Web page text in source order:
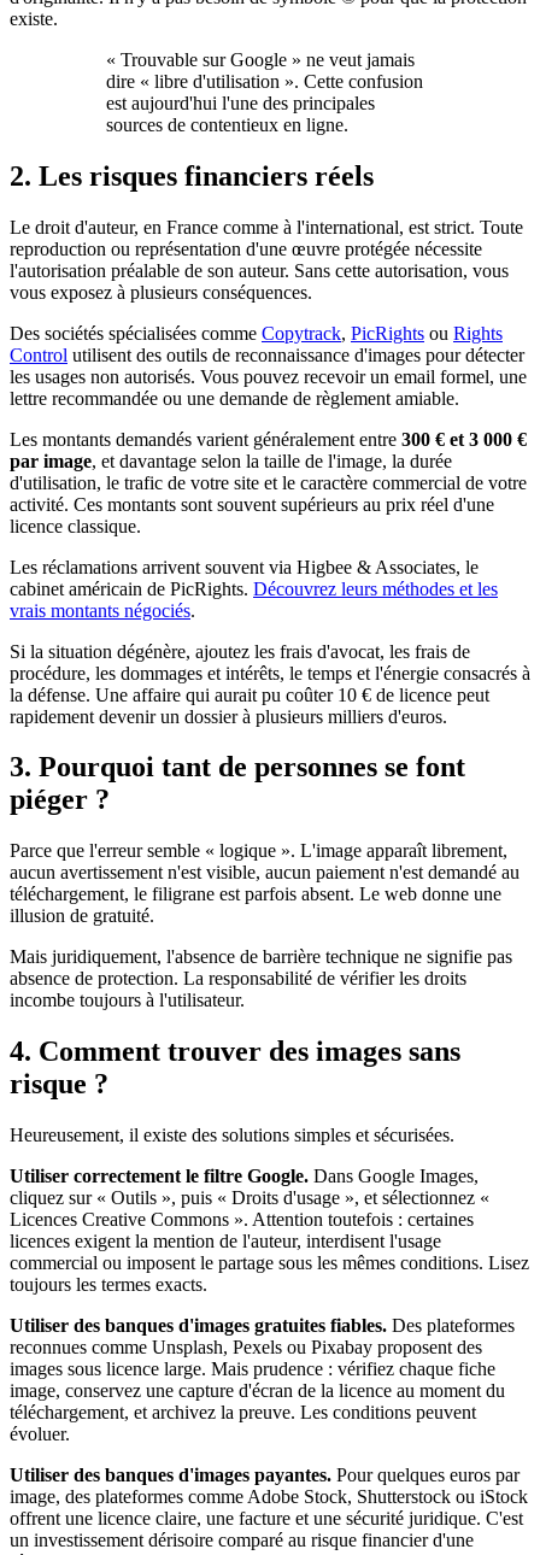
existe.
« Trouvable sur Google » ne veut jamais
dire « libre d'utilisation ». Cette confusion
est aujourd'hui l'une des principales
sources de contentieux en ligne.
2. Les risques financiers réels
Le droit d'auteur, en France comme à l'international, est strict. Toute
reproduction ou représentation d'une œuvre protégée nécessite
l'autorisation préalable de son auteur. Sans cette autorisation, vous
vous exposez à plusieurs conséquences.
Des sociétés spécialisées comme Copytrack, PicRights ou Rights
Control utilisent des outils de reconnaissance d'images pour détecter
les usages non autorisés. Vous pouvez recevoir un email formel, une
lettre recommandée ou une demande de règlement amiable.
Les montants demandés varient généralement entre 300 € et 3 000 €
par image, et davantage selon la taille de l'image, la durée
d'utilisation, le trafic de votre site et le caractère commercial de votre
activité. Ces montants sont souvent supérieurs au prix réel d'une
licence classique.
Les réclamations arrivent souvent via Higbee & Associates, le
cabinet américain de PicRights. Découvrez leurs méthodes et les
vrais montants négociés.
Si la situation dégénère, ajoutez les frais d'avocat, les frais de
procédure, les dommages et intérêts, le temps et l'énergie consacrés à
la défense. Une affaire qui aurait pu coûter 10 € de licence peut
rapidement devenir un dossier à plusieurs milliers d'euros.
3. Pourquoi tant de personnes se font
piéger ?
Parce que l'erreur semble « logique ». L'image apparaît librement,
aucun avertissement n'est visible, aucun paiement n'est demandé au
téléchargement, le filigrane est parfois absent. Le web donne une
illusion de gratuité.
Mais juridiquement, l'absence de barrière technique ne signifie pas
absence de protection. La responsabilité de vérifier les droits
incombe toujours à l'utilisateur.
4. Comment trouver des images sans
risque ?
Heureusement, il existe des solutions simples et sécurisées.
Utiliser correctement le filtre Google. Dans Google Images,
cliquez sur « Outils », puis « Droits d'usage », et sélectionnez «
Licences Creative Commons ». Attention toutefois : certaines
licences exigent la mention de l'auteur, interdisent l'usage
commercial ou imposent le partage sous les mêmes conditions. Lisez
toujours les termes exacts.
Utiliser des banques d'images gratuites fiables. Des plateformes
reconnues comme Unsplash, Pexels ou Pixabay proposent des
images sous licence large. Mais prudence : vérifiez chaque fiche
image, conservez une capture d'écran de la licence au moment du
téléchargement, et archivez la preuve. Les conditions peuvent
évoluer.
Utiliser des banques d'images payantes. Pour quelques euros par
image, des plateformes comme Adobe Stock, Shutterstock ou iStock
offrent une licence claire, une facture et une sécurité juridique. C'est
un investissement dérisoire comparé au risque financier d'une